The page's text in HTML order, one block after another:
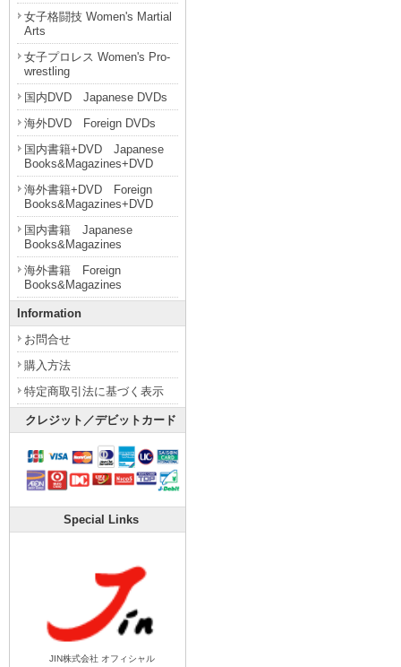
女子格闘技 Women's Martial
Arts
女子プロレス Women's Pro-
wrestling
国内DVD Japanese DVDs
海外DVD Foreign DVDs
国内書籍+DVD Japanese
Books&Magazines+DVD
海外書籍+DVD Foreign
Books&Magazines+DVD
国内書籍 Japanese
Books&Magazines
海外書籍 Foreign
Books&Magazines
Information
お問合せ
購入方法
特定商取引法に基づく表示
クレジット／デビットカード
Special Links
JIN株式会社 オフィシャル